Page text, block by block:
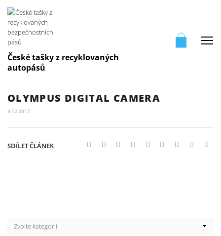
České tašky z recyklovaných
autopásů
OLYMPUS DIGITAL CAMERA
3.12.2017
SDÍLET ČLÁNEK